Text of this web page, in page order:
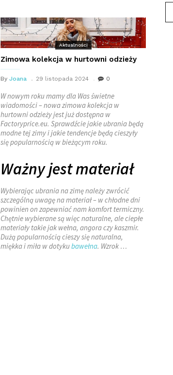
Aktualności
Zimowa kolekcja w hurtowni odzieży
By Joana 29 listopada 2024 0
W nowym roku mamy dla Was świetne
wiadomości – nowa zimowa kolekcja w
hurtowni odzieży jest już dostępna w
Factoryprice.eu. Sprawdźcie jakie ubrania będą
modne tej zimy i jakie tendencje będą cieszyły
się popularnością w bieżącym roku.
Ważny jest materiał
Wybierając ubrania na zimę należy zwrócić
szczególną uwagę na materiał – w chłodne dni
powinien on zapewniać nam komfort termiczny.
Chętnie wybierane są więc naturalne, ale ciepłe
materiały takie jak wełna, angora czy kaszmir.
Dużą popularnością cieszy się naturalna,
miękka i miła w dotykubawełna. Wzrok …